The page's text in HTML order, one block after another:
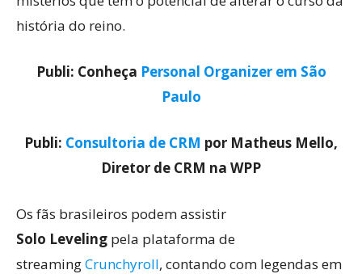
história do reino.
Publi: Conheça Personal Organizer em São
Paulo
Publi: Consultoria de CRM por Matheus Mello,
Diretor de CRM na WPP
Os fãs brasileiros podem assistir
Solo Leveling pela plataforma de
streamingCrunchyroll, contando com legendas em